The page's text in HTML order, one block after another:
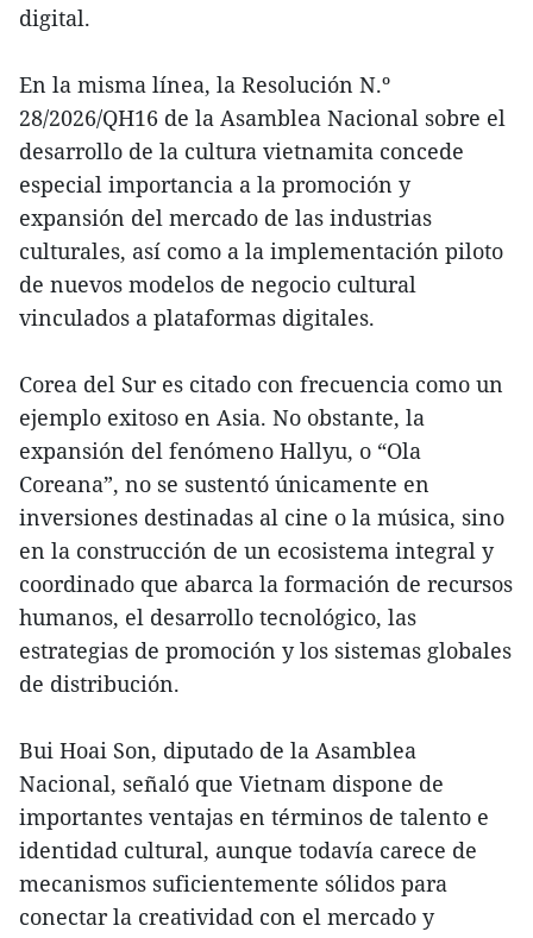
digital.
En la misma línea, la Resolución N.º
28/2026/QH16 de la Asamblea Nacional sobre el
desarrollo de la cultura vietnamita concede
especial importancia a la promoción y
expansión del mercado de las industrias
culturales, así como a la implementación piloto
de nuevos modelos de negocio cultural
vinculados a plataformas digitales.
Corea del Sur es citado con frecuencia como un
ejemplo exitoso en Asia. No obstante, la
expansión del fenómeno Hallyu, o “Ola
Coreana”, no se sustentó únicamente en
inversiones destinadas al cine o la música, sino
en la construcción de un ecosistema integral y
coordinado que abarca la formación de recursos
humanos, el desarrollo tecnológico, las
estrategias de promoción y los sistemas globales
de distribución.
Bui Hoai Son, diputado de la Asamblea
Nacional, señaló que Vietnam dispone de
importantes ventajas en términos de talento e
identidad cultural, aunque todavía carece de
mecanismos suficientemente sólidos para
conectar la creatividad con el mercado y